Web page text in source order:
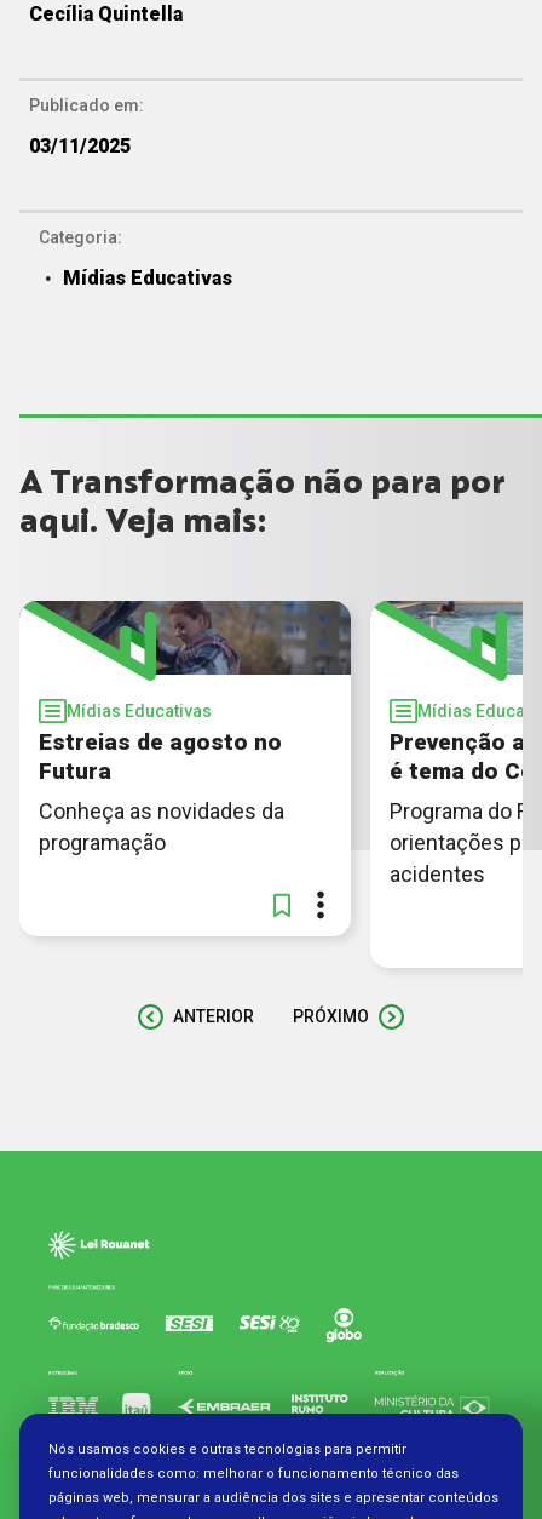
Cecília Quintella
Publicado em:
03/11/2025
Categoria:
Mídias Educativas
A Transformação não para por
aqui. Veja mais:
Mídias Educativas
Estreias de agosto no
Futura
Conheça as novidades da
programação
Mídias
Prevenção
é tema do
Programa do
orientações
acidentes
ANTERIOR PRÓXIMO
Nós usamos cookies e outras tecnologias para permitir
funcionalidades como: melhorar o funcionamento técnico das
páginas web, mensurar a audiência dos sites e apresentar conteúdos